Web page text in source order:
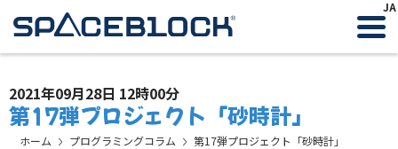
JA
2021年09月28日 12時00分
第17弾プロジェクト「砂時計」
ホーム プログラミングコラム 第17弾プロジェクト「砂時計」